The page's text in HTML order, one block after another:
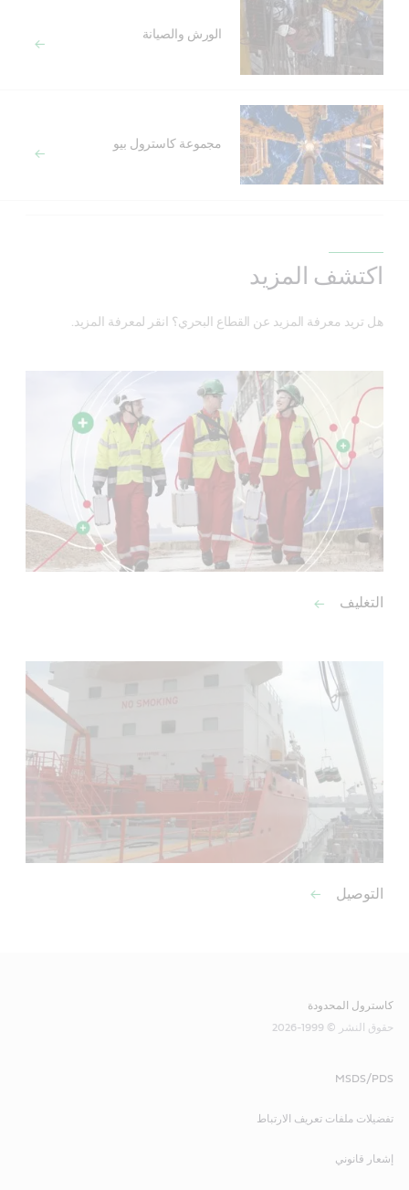
الورش والصيانة
مجموعة كاسترول بيو
اكتشف المزيد
هل تريد معرفة المزيد عن القطاع البحري؟ انقر لمعرفة المزيد.
التغليف
التوصيل
كاسترول المحدودة
حقوق النشر © 1999-2026
MSDS/PDS
تفضيلات ملفات تعريف الارتباط
إشعار قانوني